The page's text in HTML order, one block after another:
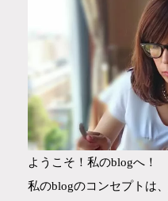
ようこそ！私のblogへ！
私のblogのコンセプトは、